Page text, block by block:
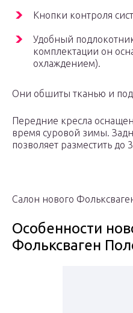
Кнопки контроля
Удобный
комплектации он
охлаждением).
Они обшиты тканью и
Передние кресла
время суровой зимы.
позволяет разместить до
Салон нового
Особенности
Фольксваген